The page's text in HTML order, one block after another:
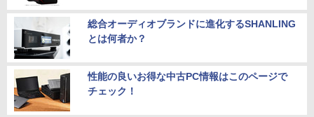
総合オーディオブランドに進化するSHANLING
とは何者か？
性能の良いお得な中古PC情報はこのページで
チェック！